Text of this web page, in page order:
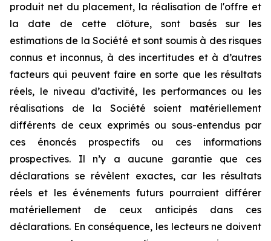
produit net du placement, la réalisation de l'offre et
la date de cette clôture, sont basés sur les
estimations de la Société et sont soumis à des risques
connus et inconnus, à des incertitudes et à d’autres
facteurs qui peuvent faire en sorte que les résultats
réels, le niveau d’activité, les performances ou les
réalisations de la Société soient matériellement
différents de ceux exprimés ou sous-entendus par
ces énoncés prospectifs ou ces informations
prospectives. Il n’y a aucune garantie que ces
déclarations se révèlent exactes, car les résultats
réels et les événements futurs pourraient différer
matériellement de ceux anticipés dans ces
déclarations. En conséquence, les lecteurs ne doivent